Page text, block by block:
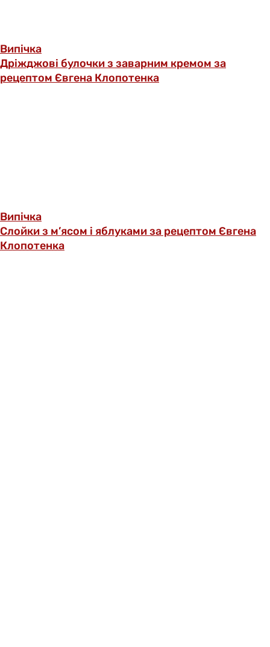
Випічка
Дріжджові булочки з заварним кремом за
рецептом Євгена Клопотенка
Випічка
Слойки з м’ясом і яблуками за рецептом Євгена
Клопотенка